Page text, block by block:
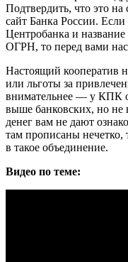
Подтвердить, что это
сайт Банка России.
Центробанка и
ОГРН, то перед вами
Настоящий кооператив
или льготы за
внимательнее — у КПК
выше банковских, но не
денег вам не дают
там прописаны нечетко,
в такое объединение.
Видео по теме: